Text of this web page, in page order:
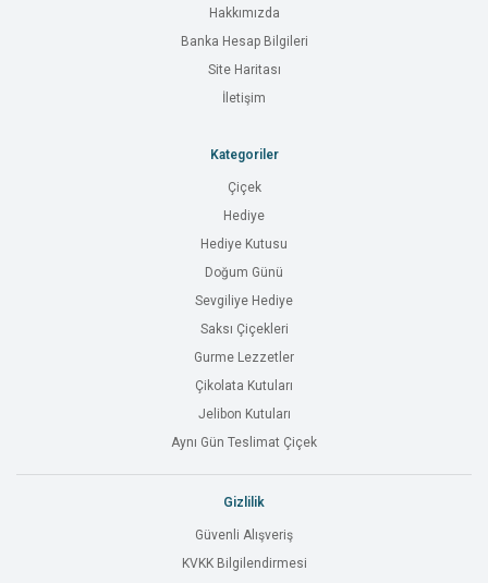
Hakkımızda
Banka Hesap Bilgileri
Site Haritası
İletişim
Kategoriler
Çiçek
Hediye
Hediye Kutusu
Doğum Günü
Sevgiliye Hediye
Saksı Çiçekleri
Gurme Lezzetler
Çikolata Kutuları
Jelibon Kutuları
Aynı Gün Teslimat Çiçek
Gizlilik
Güvenli Alışveriş
KVKK Bilgilendirmesi